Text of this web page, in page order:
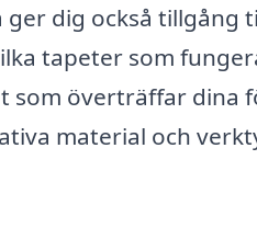
dig också tillgång
tapeter som
som överträffar dina
material och